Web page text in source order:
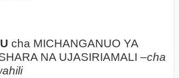
cha MICHANGANUO YA
NA UJASIRIAMALI –cha